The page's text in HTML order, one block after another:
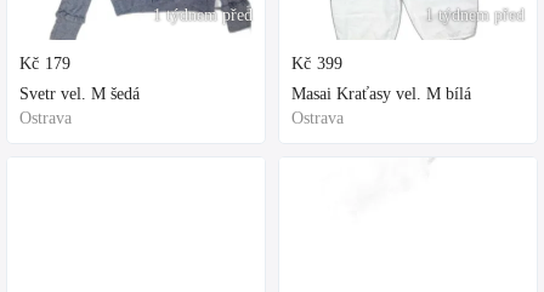
1 týdnem před
Kč 179
Svetr vel. M šedá
Ostrava
1 týdnem před
Kč 399
Masai Kraťasy vel. M bílá
Ostrava